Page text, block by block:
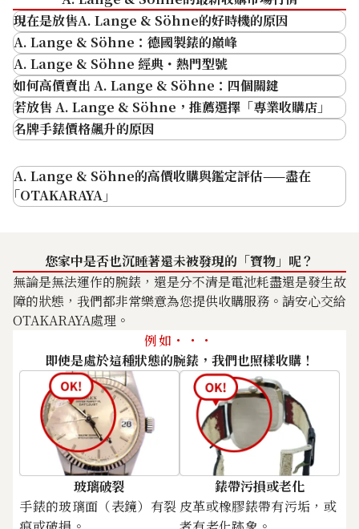
A. Lange & Söhne Lange 1
101.025
參考回收價
ASK
收購日期: 2026年4月
Lange & Söhne Saxonia
Automatic
315.026/LS3153AJ
參考回收價
ASK
收購日期: 2025年4月
Lange & Söhne Saxonia
105.025
收購日期: 2026年2月
Lange & Söhne Saxonia
參考回收價
ASK
收購日期: 2024年11月
現在是放售A. Lange & Söhne的好時機的原因
A. Lange & Söhne：德國製錶的巔峰
A. Lange & Söhne 經典・熱門型號
Lange 1
Saxonia
如何高價賣出 A. Lange & Söhne：四個關鍵
避免自行維修
若放售 A. Lange & Söhne，推薦選擇「專業收購店」
名牌手錶價格飆升的原因
01
即使是二手錶，需求依然高企（即使壞了
02 作為實體資產的價值
A. Lange & Söhne的高價收購與鑑定評估——盡在
｢OTAKARAYA｣
您家中是否也沉睡著還未被發現的「寶物」呢？
無論是無法運作的腕錶，還是分不清是電池耗盡還是發生故
障的狀態，我們都非常樂意為您提供收購服務。請安心交給
OTAKARAYA處理。
例如・・・
即使是處於這種狀態的腕錶，我們也照樣收購！
玻璃破裂
手錶的玻璃面（表鏡）有裂
錶帶污損或老化
皮革或橡膠錶帶有污垢，或